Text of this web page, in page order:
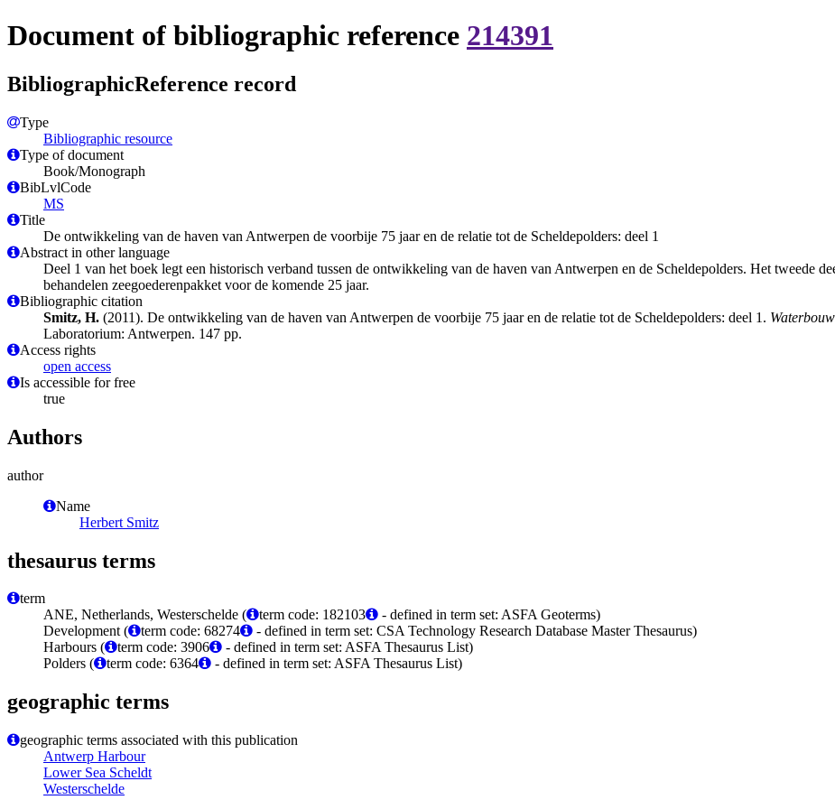
Document of bibliographic reference 214391
BibliographicReference record
Type
Bibliographic resource
Type of document
Book/Monograph
BibLvlCode
MS
Title
De ontwikkeling van de haven van Antwerpen de voorbije 75 jaar en de relatie tot de Scheldepolders: deel 1
Abstract in other language
Deel 1 van het boek legt een historisch verband tussen de ontwikkeling van de haven van Antwerpen en de Scheldepolders. Het tweede
behandelen zeegoederenpakket voor de komende 25 jaar.
Bibliographic citation
Smitz, H. (2011). De ontwikkeling van de haven van Antwerpen de voorbije 75 jaar en de relatie tot de Scheldepolders: deel 1.
Laboratorium: Antwerpen. 147 pp.
Access rights
open access
Is accessible for free
true
Authors
author
Name
Herbert Smitz
thesaurus terms
term
ANE, Netherlands, Westerschelde (
term code: 182103
- defined in term set: ASFA Geoterms)
Development (
term code: 68274
- defined in term set: CSA Technology Research Database Master Thesaurus)
Harbours (
term code: 3906
- defined in term set: ASFA Thesaurus List)
Polders (
term code: 6364 - defined in term set: ASFA Thesaurus List)
geographic terms
geographic terms associated with this publication
Antwerp Harbour
Lower Sea Scheldt
Westerschelde